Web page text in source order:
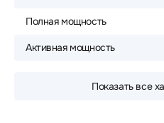
Полная мощность
Активная мощность
Показать все